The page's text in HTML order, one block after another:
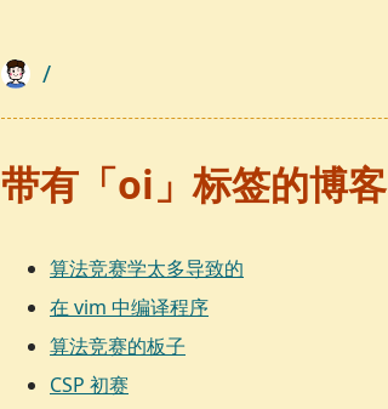
/
带有「oi」标签的博客
算法竞赛学太多导致的
在 vim 中编译程序
算法竞赛的板子
CSP 初赛